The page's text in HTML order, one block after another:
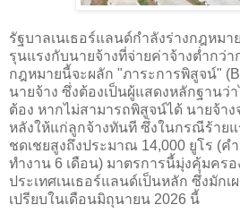
รัฐบาลเนเธอร์แลนด์กำลังร่างกฎหม
รุนแรงกับนายจ้างที่จ่ายค่าจ้างต่ำกว่
กฎหมายนี้จะผลัก "ภาระการพิสูจน์"
นายจ้าง ซึ่งต้องเป็นผู้แสดงหลักฐานว่
ต้อง หากไม่สามารถพิสูจน์ได้ นายจ้าง
หลังให้แก่ลูกจ้างทันที ซึ่งในกรณีร้ายแ
ชดเชยสูงถึงประมาณ 14,000 ยูโร (ค
ทำงาน 6 เดือน) มาตรการนี้มุ่งคุ้มคร
ประเทศเนเธอร์แลนด์เป็นหลัก ซึ่งมักเ
เปรียบในเดือนมิถุนายน 2026 นี้